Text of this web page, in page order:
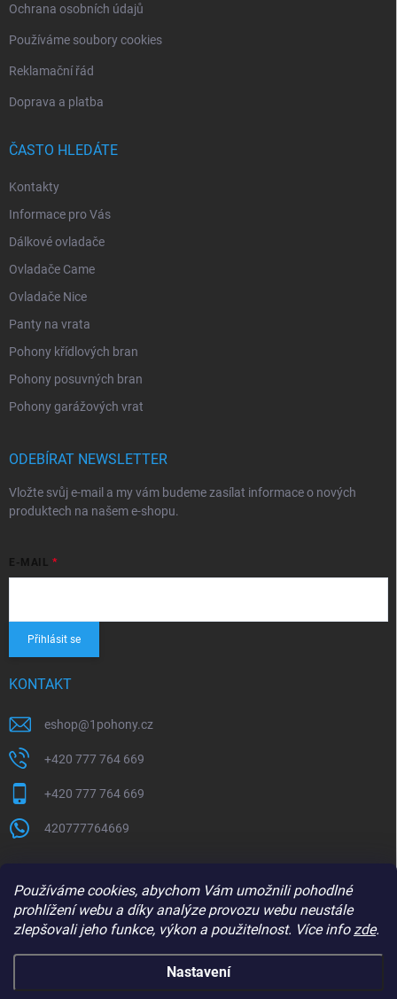
Používáme cookies, abychom Vám umožnili pohodlné
prohlížení webu a díky analýze provozu webu neustále
zlepšovali jeho funkce, výkon a použitelnost. Více infozde.
Nastavení
Ochrana osobních údajů
Používáme soubory cookies
Reklamační řád
Doprava a platba
ČASTO HLEDÁTE
Kontakty
Informace pro Vás
Dálkové ovladače
Ovladače Came
Ovladače Nice
Panty na vrata
Pohony křídlových bran
Pohony posuvných bran
Pohony garážových vrat
ODEBÍRAT NEWSLETTER
Vložte svůj e-mail a my vám budeme zasílat informace o nových
produktech na našem e-shopu.
E-MAIL
Přihlásit se
KONTAKT
eshop@1pohony.cz
+420 777 764 669
+420 777 764 669
420777764669